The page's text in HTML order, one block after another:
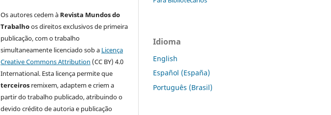
Os autores cedem à Revista Mundos do
Trabalhoos direitos exclusivos de primeira
publicação, com o trabalho
simultaneamente licenciado sob a Licença
Creative Commons Attribution (CC BY) 4.0
International. Esta licença permite que
terceiros remixem, adaptem e criem a
partir do trabalho publicado, atribuindo o
devido crédito de autoria e publicação
Idioma
English
Español (España)
Português (Brasil)